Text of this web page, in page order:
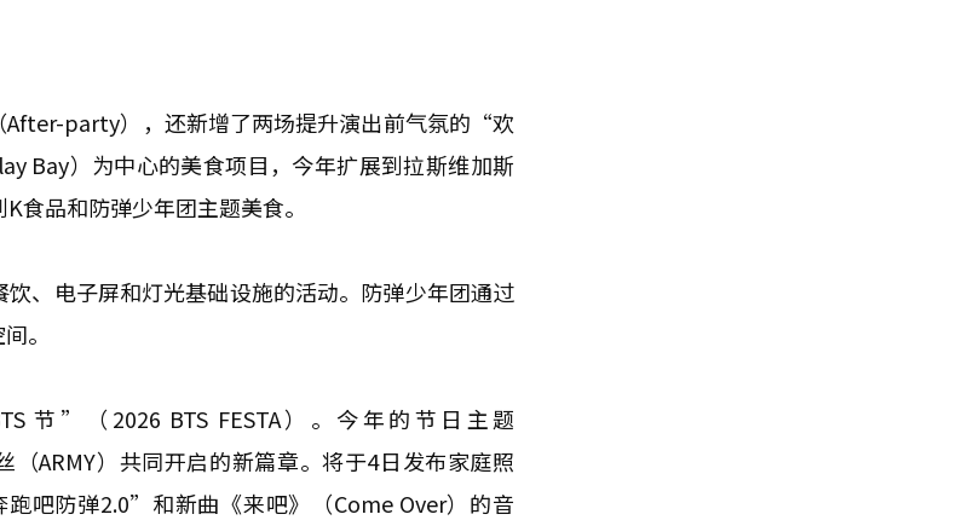
party），还新增了两场提升演出前气氛的“欢
Bay）为中心的美食项目，今年扩展到拉斯维加斯
食品和防弹少年团主题美食。
、电子屏和灯光基础设施的活动。防弹少年团通过
。
节”（2026 BTS FESTA）。今年的节日主题
ARMY）共同开启的新篇章。将于4日发布家庭照
吧防弹2.0”和新曲《来吧》（Come Over）的音